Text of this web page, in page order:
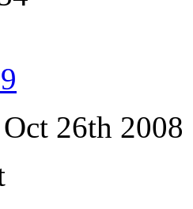
26th 2008